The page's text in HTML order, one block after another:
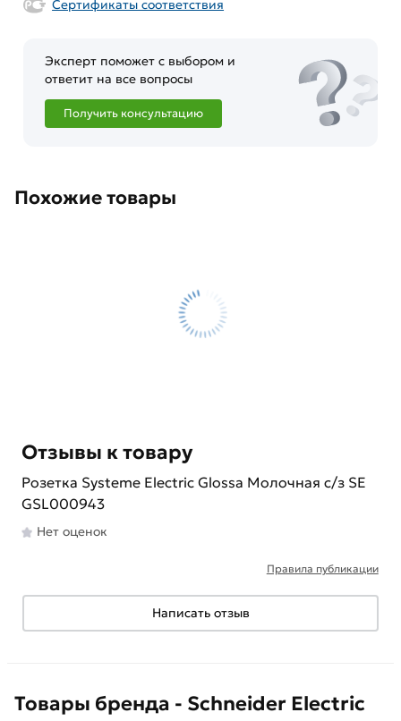
Сертификаты соответствия
Эксперт поможет с выбором и
ответит на все вопросы
Получить консультацию
Похожие товары
Отзывы к товару
Розетка Systeme Electric Glossa Молочная с/з SE
GSL000943
Нет оценок
Правила публикации
Написать отзыв
Товары бренда - Schneider Electric